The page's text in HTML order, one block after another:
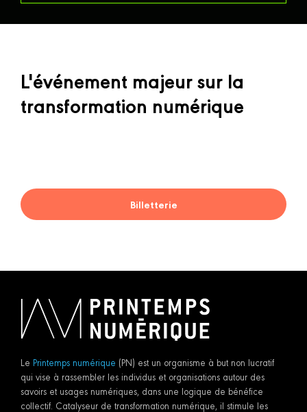
L'événement majeur sur la
transformation numérique
Billetterie
Le Printemps numérique (PN) est un organisme à but non lucratif
qui vise à rassembler les individus et organisations autour des
savoirs et usages numériques, dans une logique de bénéfice
collectif. Catalyseur de transformation numérique, il stimule les